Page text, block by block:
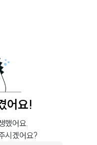
어요!
했어요.
시겠어요?